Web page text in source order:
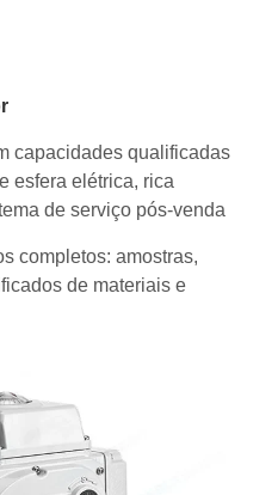
capacidades qualificadas
esfera elétrica, rica
de serviço pós-venda
completos: amostras,
de materiais e